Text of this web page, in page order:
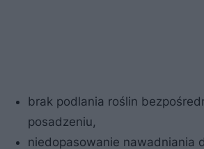
brak podlania roślin
posadzeniu,
niedopasowanie nawadniania